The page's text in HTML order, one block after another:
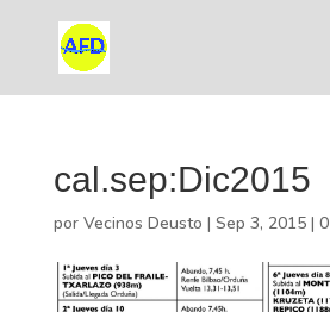
cal.sep:Dic2015
por Vecinos Deusto | Sep 3, 2015|